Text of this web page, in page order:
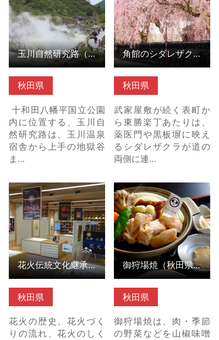
秋田県
十和田八幡平国立公園
内に位置する、玉川自
然研究路は、玉川温泉
宿舎から上手の地獄谷
ま…
玉川自然研究路（秋田県仙北市）
秋田県
武家屋敷が続く表町か
ら東勝楽丁あたりは、
薬医門や黒板塀に映え
るシダレザクラが道の
両側に連…
角館のシダレザクラ
秋田県
花火の歴史、花火づく
りの流れ、花火のしく
花火伝統文化継承資料
館ーはなび・アムー
（秋田県大仙市） の詳
細はこちら
花火伝統文化継承資料館ーはなび・アムー（秋田県大仙市）
秋田県
御狩場焼は、肉・季節
の野菜などを山椒味噌
御狩場焼（秋田県仙北
市） の詳細はこちら
御狩場焼（秋田県仙北市）